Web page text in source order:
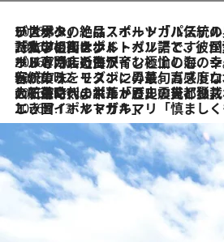
2026.8.8
リスボンの絶品スイーツ「パステル・デ・ナタ」とは？ポルトガル伝統の奥深い世界へ
2026.7.27
「私の祖国はポルトガル語です」国民的詩人フェルナンド・ペソアと、彼が愛した文学の街を歩く
2026.7.26
ポルトガル近海が育む極上の海の幸。キリリと冷えた白ワインと愉しむ、シーフード専門店の贅沢
2026.7.22
伝統の味をモダンに昇華。高感度な地元客が集う、リスボンの最旬ガストロノミー
2026.7.21
大航海時代の栄華から、震災、独裁、そして革命へ。ポルトガル・首都リスボンの石畳に刻まれた「歴史の光と影」
2026.7.13
エッセイ・ヤマザキマリ「慎ましくも美しき国 ポルトガル」